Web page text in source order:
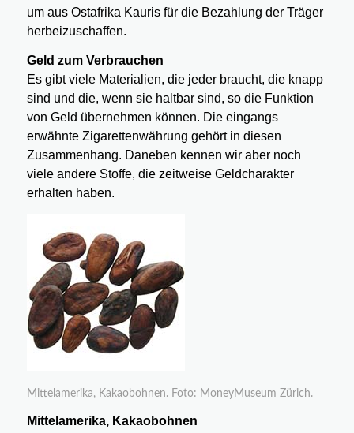
um aus Ostafrika Kauris für die Bezahlung der Träger
herbeizuschaffen.
Geld zum Verbrauchen
Es gibt viele Materialien, die jeder braucht, die knapp
sind und die, wenn sie haltbar sind, so die Funktion
von Geld übernehmen können. Die eingangs
erwähnte Zigarettenwährung gehört in diesen
Zusammenhang. Daneben kennen wir aber noch
viele andere Stoffe, die zeitweise Geldcharakter
erhalten haben.
Mittelamerika, Kakaobohnen. Foto: MoneyMuseum Zürich.
Mittelamerika, Kakaobohnen